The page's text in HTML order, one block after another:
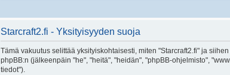
Starcraft2.fi - Yksityisyyden suoja
Tämä vakuutus selittää yksityiskohtaisesti, miten "Starcraft2.fi" ja
phpBB:n (jälkeenpäin "he", "heitä", "heidän", "phpBB-ohjelmisto",
tiedot").